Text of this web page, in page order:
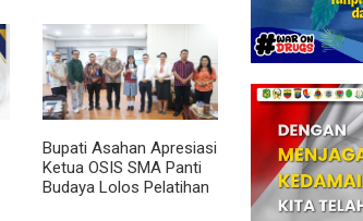
Bupati Asahan Apresiasi
Ketua OSIS SMA Panti
Budaya Lolos Pelatihan